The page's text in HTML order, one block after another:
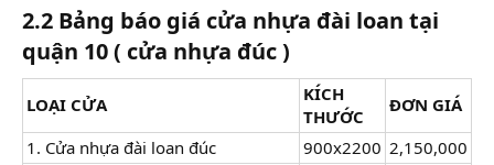
2.2 Bảng báo giá cửa nhựa đài loan tại
quận 10 ( cửa nhựa đúc )
LOẠI CỬA
KÍCH
THƯỚC
ĐƠN GIÁ
1. Cửa nhựa đài loan đúc
900x2200 2,150,000